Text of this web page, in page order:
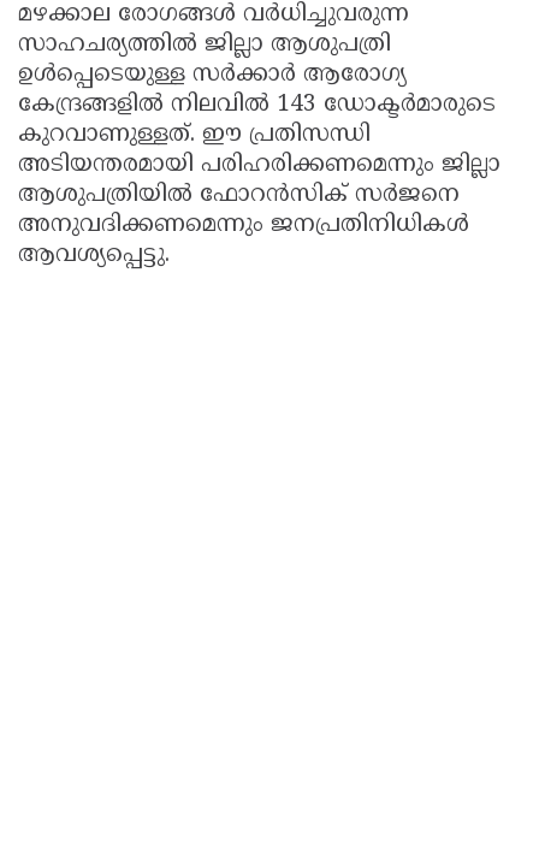
മഴക്കാല രോഗങ്ങൾ വർധിച്ചുവരുന്ന
സാഹചര്യത്തിൽ ജില്ലാ ആശുപത്രി
ഉൾപ്പെടെയുള്ള സർക്കാർ ആരോഗ്യ
കേന്ദ്രങ്ങളിൽ നിലവിൽ 143 ഡോക്ടർമാരുടെ
കുറവാണുള്ളത്. ഈ പ്രതിസന്ധി
അടിയന്തരമായി പരിഹരിക്കണമെന്നും ജില്ലാ
ആശുപത്രിയിൽ ഫോറൻസിക് സർജനെ
അനുവദിക്കണമെന്നും ജനപ്രതിനിധികൾ
ആവശ്യപ്പെട്ടു.